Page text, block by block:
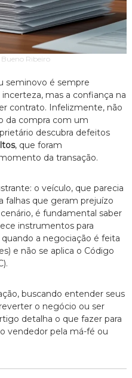
c
i
a
A
v
o
c
a
c
i
ã
o
P
l
e
s
p
i
a
l
a
d
o
e
D
i
t
o
d
e
Bueno Ribeiro
seminovo é sempre
mas a confiança na
contrato. Infelizmente, não
da compra com um
descubra defeitos
, que foram
da transação.
o veículo, que parecia
falhas que geram prejuízo
é fundamental saber
instrumentos para
a negociação é feita
e não se aplica o Código
buscando entender seus
o negócio ou ser
detalha o que fazer para
vendedor pela má-fé ou